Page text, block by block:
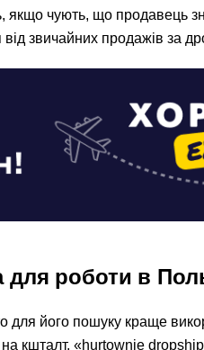
якщо чують, що продавець
від звичайних продажів за
для роботи в
його пошуку краще
кшталт, «hurtownie